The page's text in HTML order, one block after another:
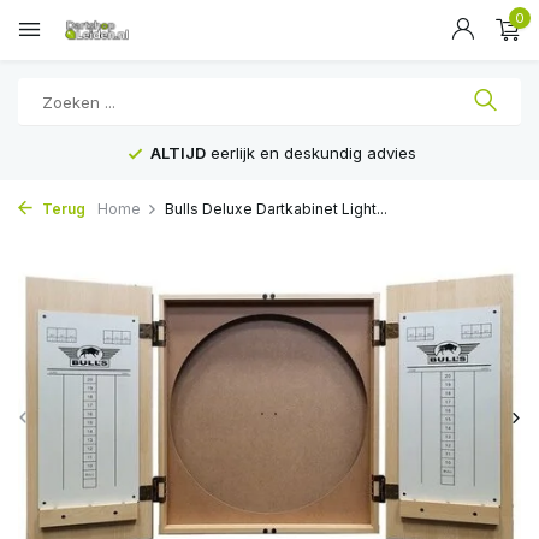
0
ALTIJD eerlijk en deskundig advies
Terug Home Bulls Deluxe Dartkabinet Light...